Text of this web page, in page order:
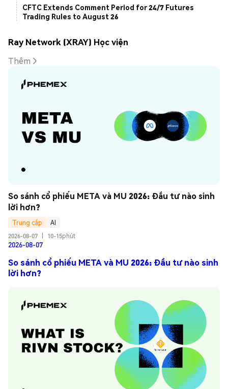
CFTC Extends Comment Period for 24/7 Futures
Trading Rules to August 26
Ray Network (XRAY) Học viện
Thêm
So sánh cổ phiếu META và MU 2026: Đầu tư nào sinh
lời hơn?
Trung cấp
AI
2026-08-07
10-15phút
2026-08-07
So sánh cổ phiếu META và MU 2026: Đầu tư nào sinh
lời hơn?